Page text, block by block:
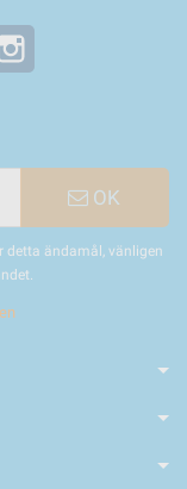
OK
detta ändamål, vänligen